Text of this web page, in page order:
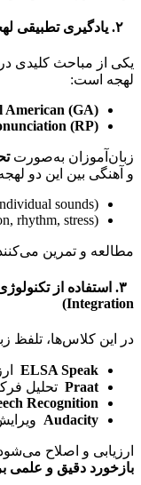
یکی از مباحث کلیدی
لهجه است:
American (GA)
(RP)
زبان‌آموزان به‌صورت
و آهنگی بین این دو
sounds)
rhythm, stress)
مطالعه و تمرین
۳. استفاده از
Integration)
در این کلاس‌ها، تلفظ
ELSA Speak
Praatتحلیل
Recognition
Audacity
ارزیابی و اصلاح
بازخورد دقیق و علمی